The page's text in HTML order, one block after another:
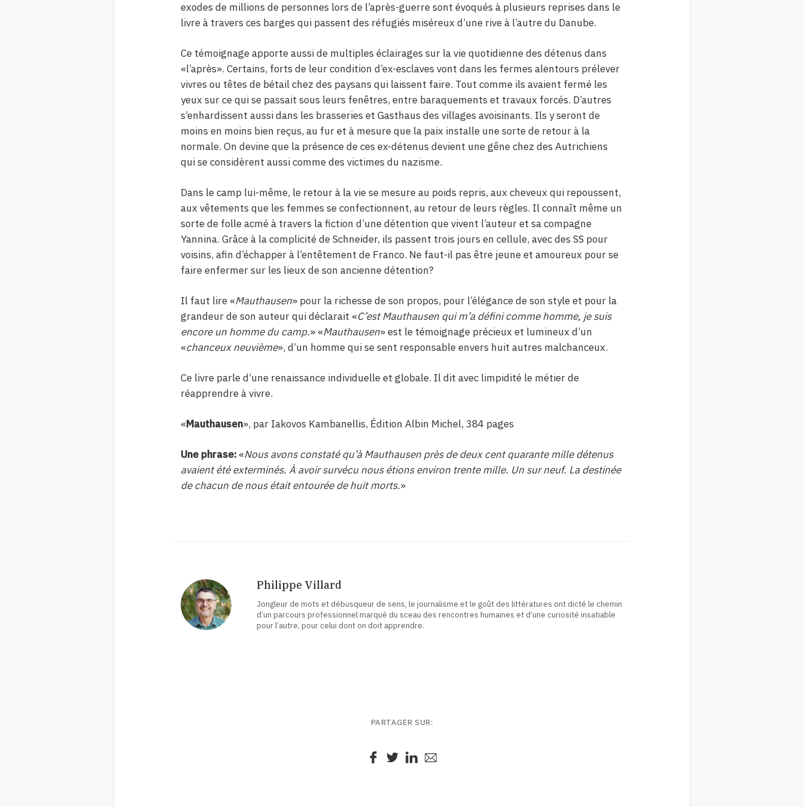
exodes de millions de personnes lors de l’après-guerre sont évoqués à plusieurs reprises dans le
livre à travers ces barges qui passent des réfugiés miséreux d’une rive à l’autre du Danube.
Ce témoignage apporte aussi de multiples éclairages sur la vie quotidienne des détenus dans
«l’après». Certains, forts de leur condition d’ex-esclaves vont dans les fermes alentours prélever
vivres ou têtes de bétail chez des paysans qui laissent faire. Tout comme ils avaient fermé les
yeux sur ce qui se passait sous leurs fenêtres, entre baraquements et travaux forcés. D’autres
s’enhardissent aussi dans les brasseries et Gasthaus des villages avoisinants. Ils y seront de
moins en moins bien reçus, au fur et à mesure que la paix installe une sorte de retour à la
normale. On devine que la présence de ces ex-détenus devient une gêne chez des Autrichiens
qui se considèrent aussi comme des victimes du nazisme.
Dans le camp lui-même, le retour à la vie se mesure au poids repris, aux cheveux qui repoussent,
aux vêtements que les femmes se confectionnent, au retour de leurs règles. Il connaît même un
sorte de folle acmé à travers la fiction d’une détention que vivent l’auteur et sa compagne
Yannina. Grâce à la complicité de Schneider, ils passent trois jours en cellule, avec des SS pour
voisins, afin d’échapper à l’entêtement de Franco. Ne faut-il pas être jeune et amoureux pour se
faire enfermer sur les lieux de son ancienne détention?
Il faut lire «Mauthausen» pour la richesse de son propos, pour l’élégance de son style et pour la
grandeur de son auteur qui déclarait «C’est Mauthausen qui m’a défini comme homme, je suis
encore un homme du camp.» «Mauthausen» est le témoignage précieux et lumineux d’un
«chanceux neuvième», d’un homme qui se sent responsable envers huit autres malchanceux.
Ce livre parle d’une renaissance individuelle et globale. Il dit avec limpidité le métier de
réapprendre à vivre.
«Mauthausen», par Iakovos Kambanellis, Édition Albin Michel, 384 pages
Une phrase: «Nous avons constaté qu’à Mauthausen près de deux cent quarante mille détenus
avaient été exterminés. À avoir survécu nous étions environ trente mille. Un sur neuf. La destinée
de chacun de nous était entourée de huit morts.»
Philippe Villard
Jongleur de mots et débusqueur de sens, le journalisme et le goût des littératures ont dicté le chemin
d’un parcours professionnel marqué du sceau des rencontres humaines et d’une curiosité insatiable
pour l’autre, pour celui dont on doit apprendre.
PARTAGER SUR: